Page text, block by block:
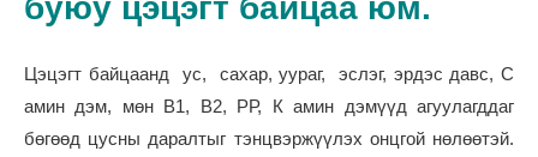
буюу цэцэгт байцаа юм.
Цэцэгт байцаанд ус, сахар, уураг, эслэг, эрдэс давс, С
амин дэм, мөн В1, В2, РР, К амин дэмүүд агуулагддаг
бөгөөд цусны даралтыг тэнцвэржүүлэх онцгой нөлөөтэй.